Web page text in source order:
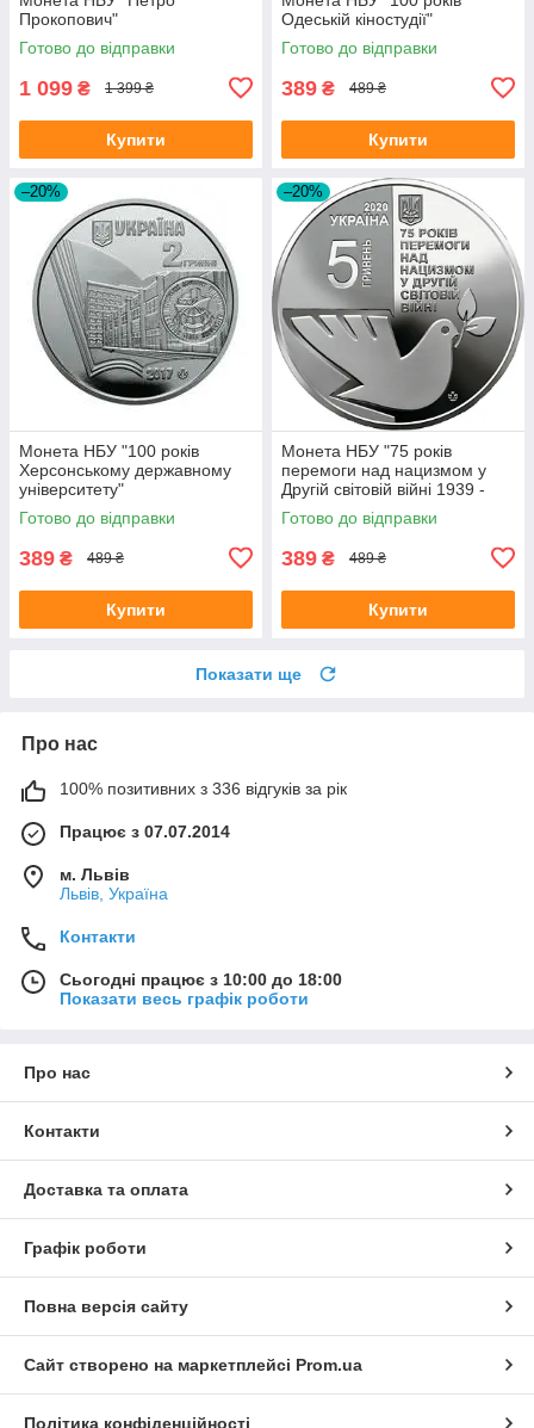
Прокопович"
Готово до відправки
1 099 ₴ 1 399 ₴
Купити
Одеській кіностудії"
Готово до відправки
389 ₴ 489 ₴
Купити
–20%
Монета НБУ "100 років
Херсонському державному
університету"
Готово до відправки
389 ₴ 489 ₴
Купити
–20%
Монета НБУ "75 років
перемоги над нацизмом у
Другій світовій війні 1939 -
1945 років"
Готово до відправки
389 ₴ 489 ₴
Купити
Показати ще
Про нас
100% позитивних з 336 відгуків за рік
Працює з 07.07.2014
м. Львів
Львів, Україна
Контакти
Сьогодні працює з 10:00 до 18:00
Показати весь графік роботи
Про нас
Контакти
Доставка та оплата
Графік роботи
Повна версія сайту
Сайт створено на маркетплейсі Prom.ua
Політика конфіденційності